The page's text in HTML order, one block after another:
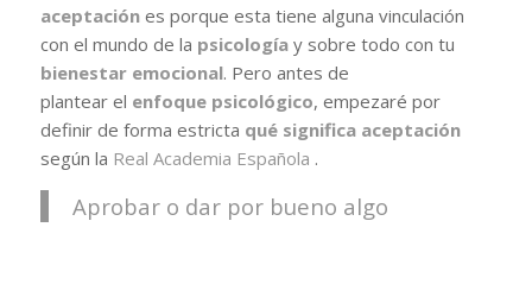
aceptaciónes porque esta tiene alguna vinculación
con el mundo de la psicologíay sobre todo con tu
bienestar emocional. Pero antes de
plantear el enfoque psicológico, empezaré por
definir de forma estricta qué significa aceptación
según la Real Academia Española .
Aprobar o dar por bueno algo